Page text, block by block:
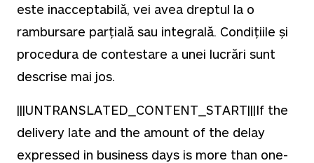
este inacceptabilă, vei avea dreptul la o
rambursare parțială sau integrală. Condițiile și
procedura de contestare a unei lucrări sunt
descrise mai jos.
|||UNTRANSLATED_CONTENT_START|||If the
delivery late and the amount of the delay
expressed in business days is more than one-